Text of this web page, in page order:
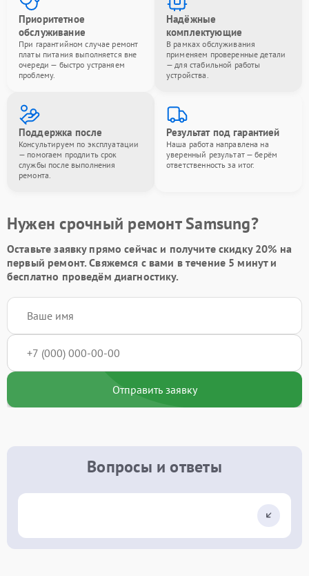
Приоритетное
обслуживание
При гарантийном случае ремонт
платы питания выполняется вне
очереди — быстро устраняем
проблему.
Надёжные
комплектующие
В рамках обслуживания
применяем проверенные детали
— для стабильной работы
устройства.
Поддержка после
Консультируем по эксплуатации
— помогаем продлить срок
службы после выполнения
ремонта.
Результат под гарантией
Наша работа направлена на
уверенный результат — берём
ответственность за итог.
Нужен срочный ремонт Samsung?
Оставьте заявкупрямо сейчас и получите скидку 20% на
первый ремонт. Свяжемся с вами в течение 5 минут и
бесплатно проведём диагностику.
Отправить заявку
Вопросы и ответы